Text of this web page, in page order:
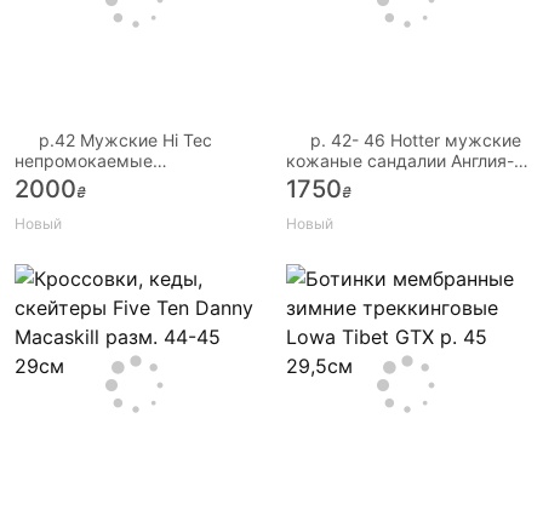
р.42 Мужские Hi Tec
непромокаемые
мембранные зимние
ботинки оригинал
2000₴
Новый
р. 42- 46 Hotter мужские
кожаные сандалии Англия-
оригинал
1750₴
Новый